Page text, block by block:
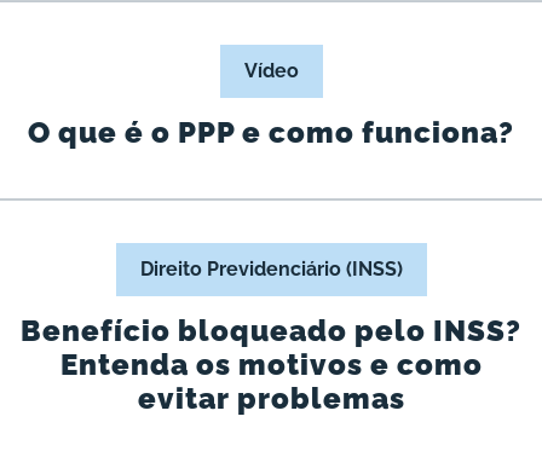
Vídeo
O que é o PPP e como funciona?
Direito Previdenciário (INSS)
Benefício bloqueado pelo INSS?
Entenda os motivos e como
evitar problemas